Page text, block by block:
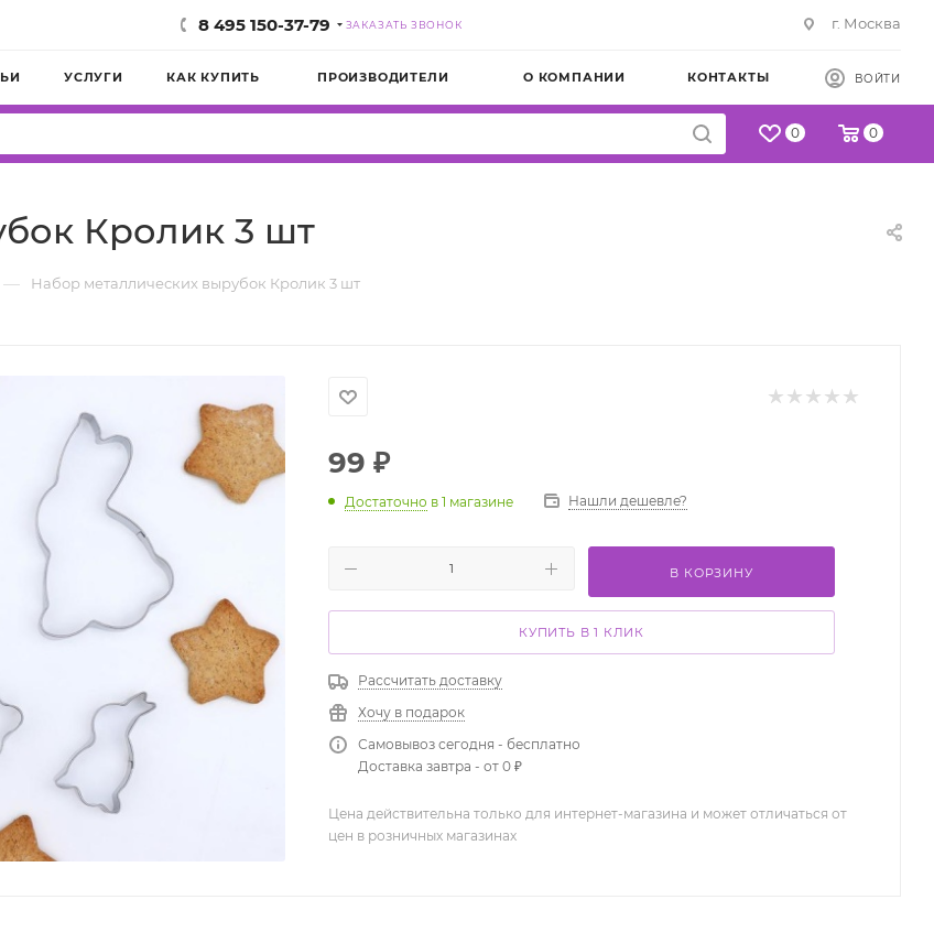
8 495 150-37-79 ЗАКАЗАТЬ ЗВОНОК г. Москва
УСЛУГИ КАК КУПИТЬ ПРОИЗВОДИТЕЛИ О КОМПАНИИ КОНТАКТЫ ВОЙТИ
0 0
Кролик 3 шт
— Набор металлических вырубок Кролик 3 шт
99 ₽
Достаточно в 1 магазине Нашли дешевле?
В КОРЗИНУ
КУПИТЬ В 1 КЛИК
Рассчитать доставку
Хочу в подарок
Самовывоз сегодня - бесплатно
Доставка завтра - от 0 ₽
Цена действительна только для интернет-магазина и может отличаться от
цен в розничных магазинах